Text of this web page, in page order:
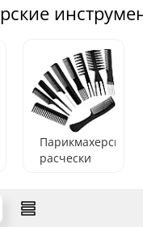
Парикмахерские
расчески